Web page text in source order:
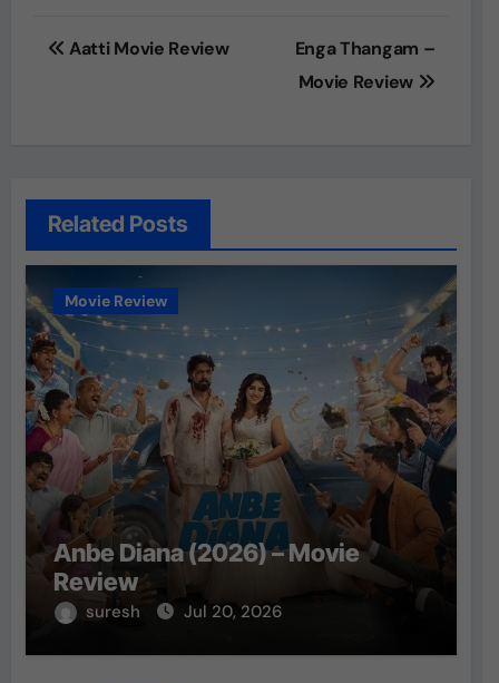
Post
Aatti Movie Review
Enga Thangam –
Movie Review
Related Posts
Movie Review
Anbe Diana (2026) – Movie
Review
suresh Jul 20, 2026